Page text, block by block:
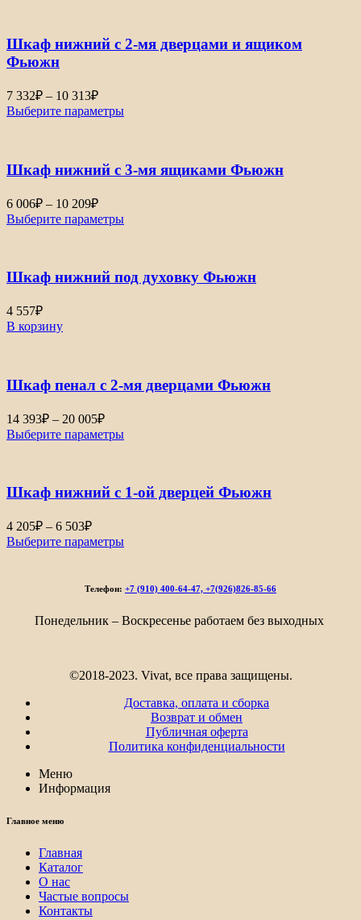
17
Шкаф нижний с 2-мя дверцами и ящиком
Фьюжн
7 332₽ – 10 313₽Диапазон
цен:
7
10
Выберите параметры
Шкаф нижний с 3-мя ящиками Фьюжн
6 006₽ – 10 209₽Диапазон
цен:
6
10
Выберите параметры
Шкаф нижний под духовку Фьюжн
4 557₽
В корзину
Шкаф пенал с 2-мя дверцами Фьюжн
14 393₽ – 20 005₽Диапазон
цен:
14
20
Выберите параметры
Шкаф нижний с 1-ой дверцей Фьюжн
4 205₽ – 6 503₽Диапазон
цен:
4
503₽
Выберите параметры
Телефон: +7 (910) 400-64-47, +7(926)826-85-66
Понедельник – Воскресенье работаем без выходных
©2018-2023. Vivat, все права защищены.
Доставка, оплата и сборка
Возврат и обмен
Публичная оферта
Политика конфиденциальности
Меню
Информация
Главное меню
Главная
Каталог
О нас
Частые вопросы
Контакты